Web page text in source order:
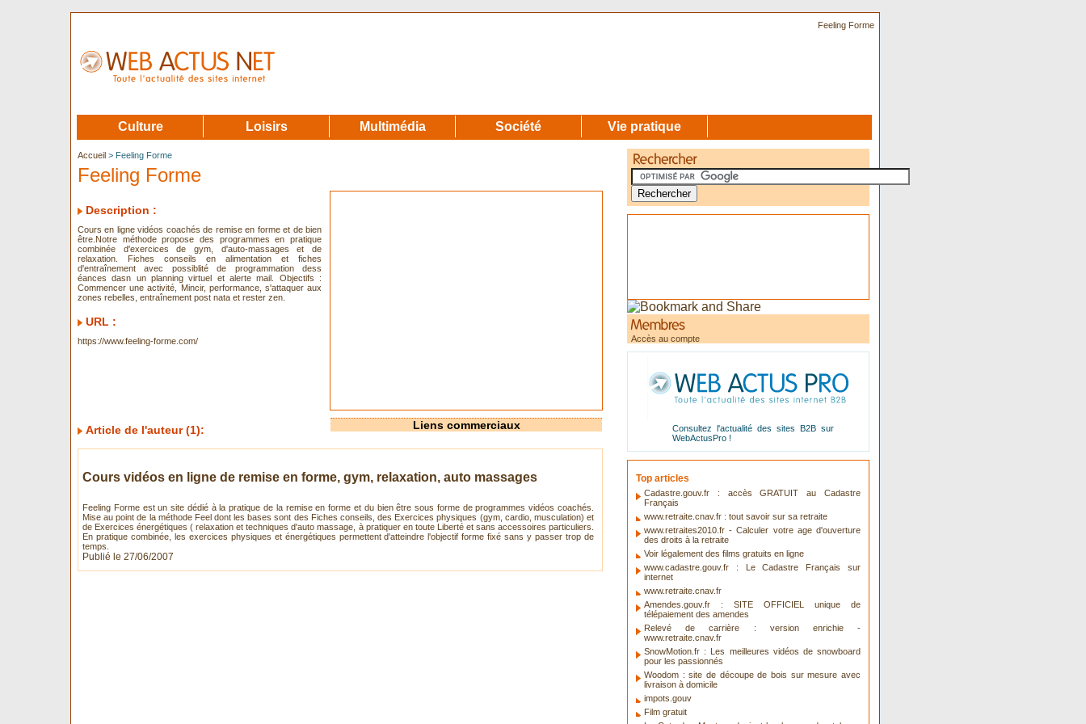
Feeling Forme
Accueil > Feeling Forme
Feeling Forme
Liens commerciaux
Description :
Cours en ligne vidéos coachés de remise en forme et de bien
être.Notre méthode propose des programmes en pratique
combinée d'exercices de gym, d'auto-massages et de
relaxation. Fiches conseils en alimentation et fiches
d'entraînement avec possiblité de programmation dess
éances dasn un planning virtuel et alerte mail. Objectifs :
Commencer une activité, Mincir, performance, s'attaquer aux
zones rebelles, entraînement post nata et rester zen.
URL :
https://www.feeling-forme.com/
Article de l'auteur (1):
Cours vidéos en ligne de remise en forme, gym, relaxation, auto massages
Feeling Forme est un site dédié à la pratique de la remise en forme et du bien être sous forme de programmes vidéos coachés.
Mise au point de la méthode Feel dont les bases sont des Fiches conseils, des Exercices physiques (gym, cardio, musculation) et
de Exercices énergétiques ( relaxation et techniques d'auto massage, à pratiquer en toute Liberté et sans accessoires particuliers.
En pratique combinée, les exercices physiques et énergétiques permettent d'atteindre l'objectif forme fixé sans y passer trop de
temps.
Publié le 27/06/2007
Accès au compte
Consultez l'actualité des sites B2B sur
WebActusPro !
Top articles
Cadastre.gouv.fr : accès GRATUIT au Cadastre
Français
www.retraite.cnav.fr : tout savoir sur sa retraite
www.retraites2010.fr - Calculer votre age d'ouverture
des droits à la retraite
Voir légalement des films gratuits en ligne
www.cadastre.gouv.fr : Le Cadastre Français sur
internet
www.retraite.cnav.fr
Amendes.gouv.fr : SITE OFFICIEL unique de
télépaiement des amendes
Relevé de carrière : version enrichie -
www.retraite.cnav.fr
SnowMotion.fr : Les meilleures vidéos de snowboard
pour les passionnés
Woodom : site de découpe de bois sur mesure avec
livraison à domicile
impots.gouv
Film gratuit
Culture Loisirs Multimédia Société Vie pratique